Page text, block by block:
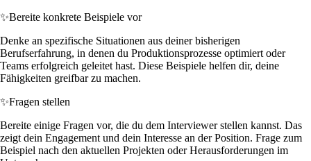
✨Bereite konkrete Beispiele vor
Denke an spezifische Situationen aus deiner bisherigen
Berufserfahrung, in denen du Produktionsprozesse optimiert oder
Teams erfolgreich geleitet hast. Diese Beispiele helfen dir, deine
Fähigkeiten greifbar zu machen.
✨Fragen stellen
Bereite einige Fragen vor, die du dem Interviewer stellen kannst. Das
zeigt dein Engagement und dein Interesse an der Position. Frage zum
Beispiel nach den aktuellen Projekten oder Herausforderungen im